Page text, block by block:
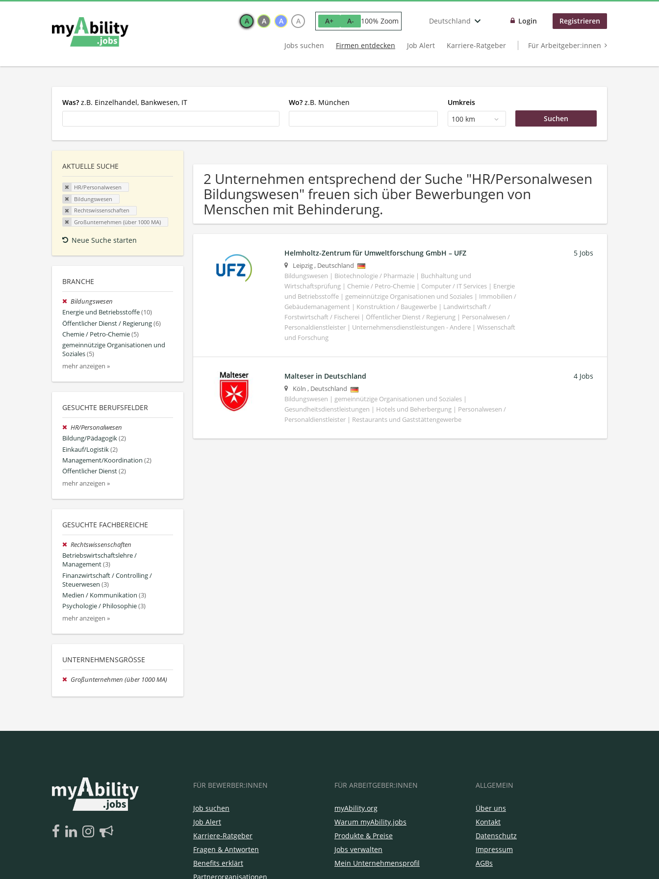
A A A A A+ A- 100% Zoom Deutschland Login Registrieren
Jobs suchen Firmen entdecken Job Alert Karriere-Ratgeber Für Arbeitgeber:innen
Was? z.B. Einzelhandel, Bankwesen, IT Wo? z.B. München
Umkreis
100 km
AKTUELLE SUCHE
HR/Personalwesen
Bildungswesen
Rechtswissenschaften
Großunternehmen (über 1000 MA)
Neue Suche starten
BRANCHE
Bildungswesen
Energie und Betriebsstoffe(10)
Öffentlicher Dienst / Regierung(6)
Chemie / Petro-Chemie(5)
gemeinnützige Organisationen und
Soziales(5)
mehr anzeigen »
GESUCHTE BERUFSFELDER
HR/Personalwesen
Bildung/Pädagogik(2)
Einkauf/Logistik(2)
Management/Koordination (2)
Öffentlicher Dienst(2)
mehr anzeigen »
GESUCHTE FACHBEREICHE
Rechtswissenschaften
Betriebswirtschaftslehre /
Management(3)
Finanzwirtschaft / Controlling /
Steuerwesen (3)
Medien / Kommunikation (3)
Psychologie / Philosophie(3)
mehr anzeigen »
UNTERNEHMENSGRÖSSE
Großunternehmen (über 1000 MA)
2 Unternehmen entsprechend der Suche "HR/Personalwesen
Bildungswesen" freuen sich über Bewerbungen von
Menschen mit Behinderung.
Helmholtz-Zentrum für Umweltforschung GmbH – UFZ
Leipzig, Deutschland
Bildungswesen | Biotechnologie / Pharmazie | Buchhaltung und
Wirtschaftsprüfung | Chemie / Petro-Chemie | Computer / IT Services | Energie
und Betriebsstoffe | gemeinnützige Organisationen und Soziales | Immobilien /
Gebäudemanagement | Konstruktion / Baugewerbe | Landwirtschaft /
Forstwirtschaft / Fischerei | Öffentlicher Dienst / Regierung | Personalwesen /
Personaldienstleister | Unternehmensdienstleistungen - Andere | Wissenschaft
und Forschung
5 Jobs
Malteser in Deutschland
Köln , Deutschland
Bildungswesen | gemeinnützige Organisationen und Soziales |
Gesundheitsdienstleistungen | Hotels und Beherbergung | Personalwesen /
Personaldienstleister | Restaurants und Gaststättengewerbe
4 Jobs
FÜR BEWERBER:INNEN
Job suchen
Job Alert
Karriere-Ratgeber
Fragen & Antworten
Benefits erklärt
Partnerorganisationen
FÜR ARBEITGEBER:INNEN
myAbility.org
Warum myAbility.jobs
Produkte & Preise
Jobs verwalten
Mein Unternehmensprofil
ALLGEMEIN
Über uns
Kontakt
Datenschutz
Impressum
AGBs